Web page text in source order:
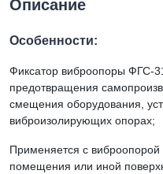
Описание
Особенности:
Фиксатор виброопоры ФГС-
предотвращения
смещения оборудования,
виброизолирующих опорах;
Применяется с
помещения или иной